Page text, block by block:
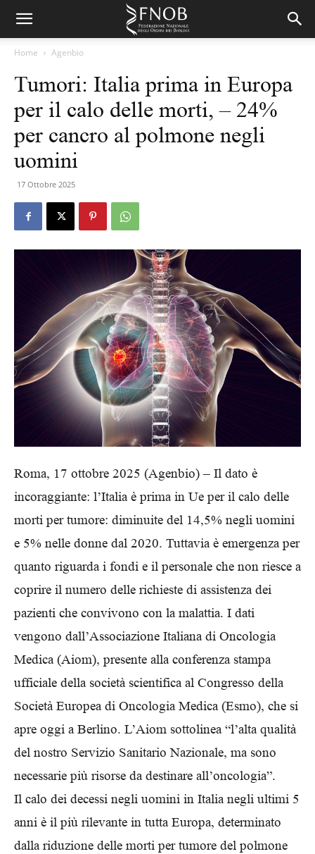
Home Agenbio
Tumori: Italia prima in Europa
per il calo delle morti, – 24%
per cancro al polmone negli
uomini
17 Ottobre 2025
Roma, 17 ottobre 2025 (Agenbio) – Il dato è
incoraggiante: l’Italia è prima in Ue per il calo delle
morti per tumore: diminuite del 14,5% negli uomini
e 5% nelle donne dal 2020. Tuttavia è emergenza per
quanto riguarda i fondi e il personale che non riesce a
coprire il numero delle richieste di assistenza dei
pazienti che convivono con la malattia. I dati
vengono dall’Associazione Italiana di Oncologia
Medica (Aiom), presente alla conferenza stampa
ufficiale della società scientifica al Congresso della
Società Europea di Oncologia Medica (Esmo), che si
apre oggi a Berlino. L’Aiom sottolinea “l’alta qualità
del nostro Servizio Sanitario Nazionale, ma sono
necessarie più risorse da destinare all’oncologia”.
Il calo dei decessi negli uomini in Italia negli ultimi 5
anni è il più rilevante in tutta Europa, determinato
dalla riduzione delle morti per tumore del polmone